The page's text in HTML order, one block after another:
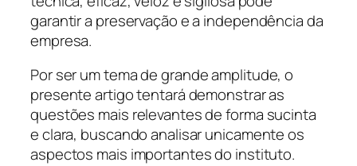
garantir a preservação e a independência da
empresa.
Por ser um tema de grande amplitude, o
presente artigo tentará demonstrar as
questões mais relevantes de forma sucinta
e clara, buscando analisar unicamente os
aspectos mais importantes do instituto.